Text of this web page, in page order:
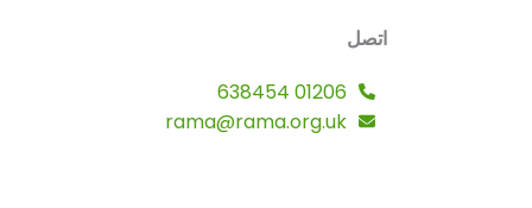
اتصل
01206 638454
rama@rama.org.uk